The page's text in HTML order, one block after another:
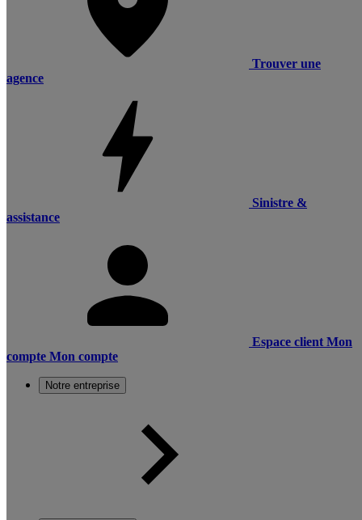
Trouver une
agence
Sinistre &
assistance
Espace client Mon
compte Mon compte
Notre entreprise